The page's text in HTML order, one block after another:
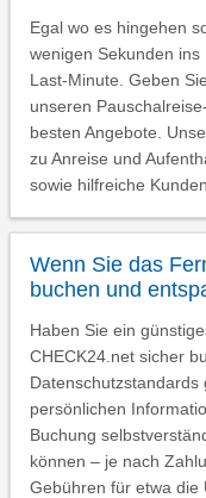
Egal wo es hingehen
wenigen Sekunden
Last-Minute. Geben
unseren
besten Angebote.
zu Anreise und
sowie hilfreiche
Wenn Sie das
buchen und
Haben Sie ein
CHECK24.net sicher
persönlichen
Buchung
können – je nach
Gebühren für etwa die